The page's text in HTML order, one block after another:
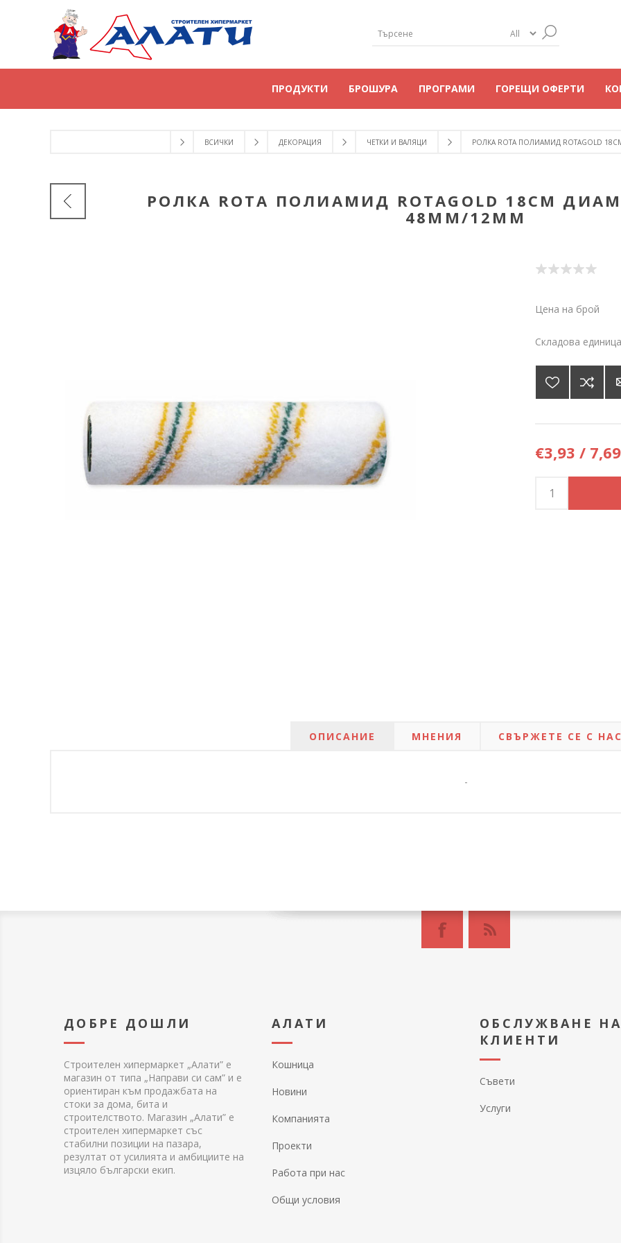
ПРОДУКТИ БРОШУРА ПРОГРАМИ ГОРЕЩИ ОФЕРТИ
ВСИЧКИ ДЕКОРАЦИЯ ЧЕТКИ И ВАЛЯЦИ РОЛКА ROTA ПОЛИАМИД ROTAGOLD
РОЛКА ROTA ПОЛИАМИД ROTAGOLD 18СМ
48ММ/12ММ
Цена на брой
Складова
€3,93 /
ОПИСАНИЕ МНЕНИЯ СВЪРЖЕТЕ СЕ С
-
ДОБРЕ ДОШЛИ
Строителен хипермаркет „Алати” е
магазин от типа „Направи си сам” и е
ориентиран към продажбата на
стоки за дома, бита и
строителството. Магазин „Алати” е
строителен хипермаркет със
стабилни позиции на пазара,
резултат от усилията и амбициите на
изцяло български екип.
АЛАТИ
Кошница
Новини
Компанията
Проекти
Работа при нас
Общи условия
ОБСЛУЖВАНЕ НА
КЛИЕНТИ
Съвети
Услуги